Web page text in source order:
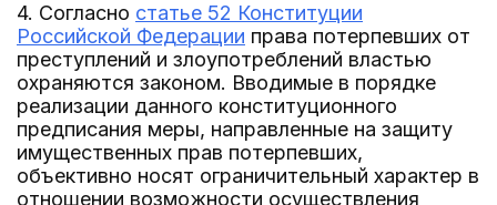
4. Согласно статье 52 Конституции
Российской Федерации права потерпевших от
преступлений и злоупотреблений властью
охраняются законом. Вводимые в порядке
реализации данного конституционного
предписания меры, направленные на защиту
имущественных прав потерпевших,
объективно носят ограничительный характер в
отношении возможности осуществления